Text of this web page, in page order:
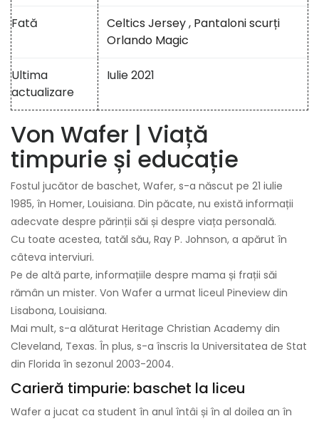
Fată Celtics Jersey, Pantaloni scurți
Orlando Magic
Ultima
actualizare
Iulie 2021
Von Wafer | Viață
timpurie și educație
Fostul jucător de baschet, Wafer, s-a născut pe 21 iulie
1985, în Homer, Louisiana. Din păcate, nu există informații
adecvate despre părinții săi și despre viața personală.
Cu toate acestea, tatăl său, Ray P. Johnson, a apărut în
câteva interviuri.
Pe de altă parte, informațiile despre mama și frații săi
rămân un mister. Von Wafer a urmat liceul Pineview din
Lisabona, Louisiana.
Mai mult, s-a alăturat Heritage Christian Academy din
Cleveland, Texas. În plus, s-a înscris la Universitatea de Stat
din Florida în sezonul 2003-2004.
Carieră timpurie: baschet la liceu
Wafer a jucat ca student în anul întâi și în al doilea an în